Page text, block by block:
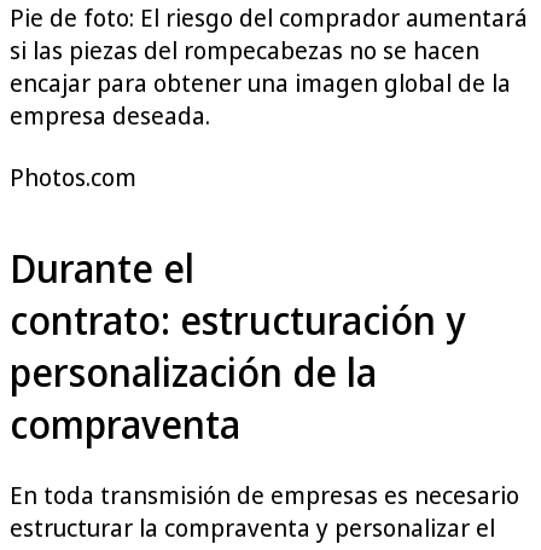
Pie de foto: El riesgo del comprador aumentará
si las piezas del rompecabezas no se hacen
encajar para obtener una imagen global de la
empresa deseada.
Photos.com
Durante el
contrato: estructuración y
personalización de la
compraventa
En toda transmisión de empresas es necesario
estructurar la compraventa y personalizar el